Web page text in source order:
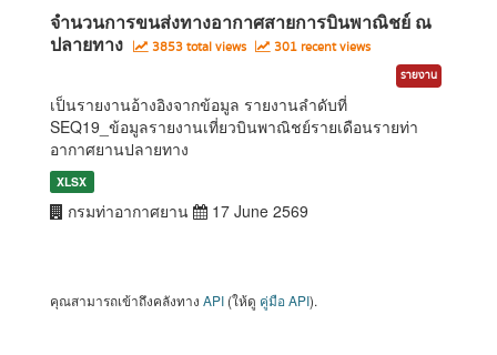
จำนวนการขนส่งทางอากาศสายการบินพาณิชย์ ณ
ปลายทาง
3853 total views 301 recent views
รายงาน
เป็นรายงานอ้างอิงจากข้อมูล รายงานลำดับที่
SEQ19_ข้อมูลรายงานเที่ยวบินพาณิชย์รายเดือนรายท่า
อากาศยานปลายทาง
XLSX
กรมท่าอากาศยาน 17 June 2569
คุณสามารถเข้าถึงคลังทาง API (ให้ดู คู่มือ API).